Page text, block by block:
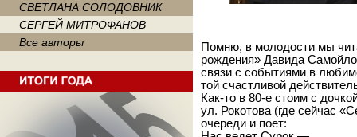
СВЕТЛАНА СОЛОДОВНИК
СЕРГЕЙ МИТРОФАНОВ
Все авторы
Помню, в молодости мы
рождения» Давида
связи с событиями в
той счастливой
Как-то в 80-е стоим с
ул. Рокотова (где сейчас
очереди и поет: